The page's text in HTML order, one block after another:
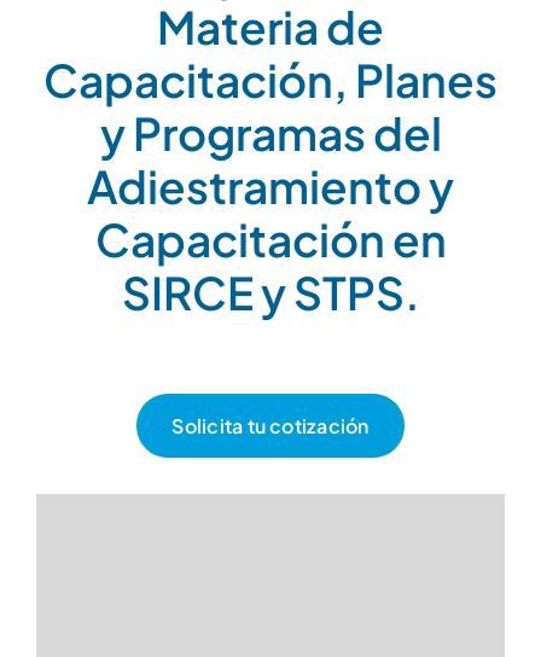
Materia de
Capacitación, Planes
y Programas del
Adiestramiento y
Capacitación en
SIRCE y STPS.
Solicita tu cotización